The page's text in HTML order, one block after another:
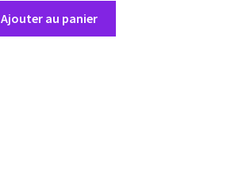
Ajouter au panier